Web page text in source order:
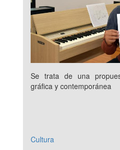
Se trata de una
gráfica y contemporánea
Cultura